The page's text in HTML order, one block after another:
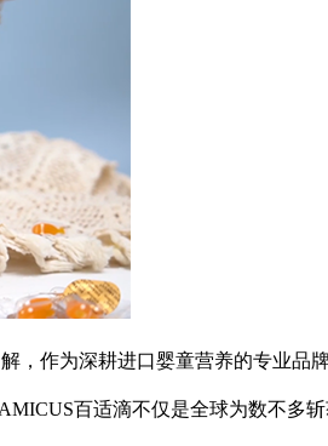
，作为深耕进口婴童营养的专业品
百适滴不仅是全球为数不多